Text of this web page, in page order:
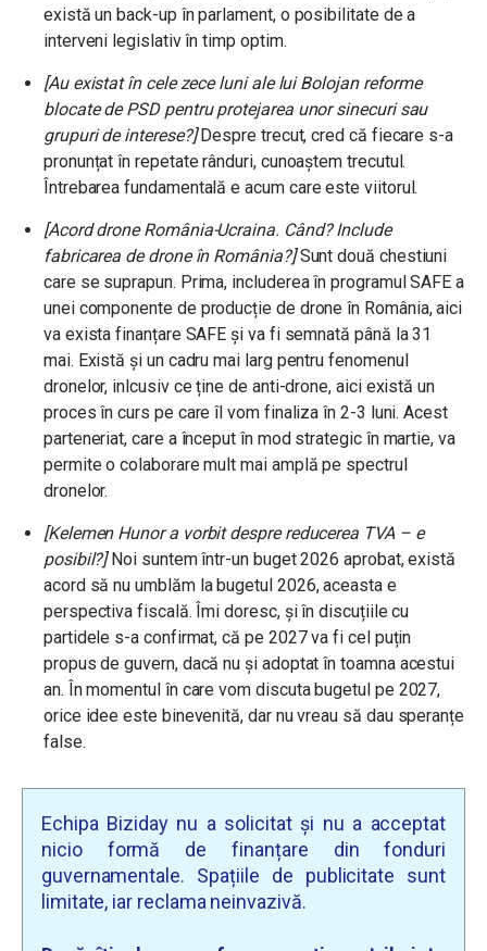
există un back-up în parlament, o posibilitate de a
interveni legislativ în timp optim.
[Au existat în cele zece luni ale lui Bolojan reforme
blocate de PSD pentru protejarea unor sinecuri sau
grupuri de interese?]Despre trecut, cred că fiecare s-a
pronunțat în repetate rânduri, cunoaștem trecutul.
Întrebarea fundamentală e acum care este viitorul.
[Acord drone România-Ucraina. Când? Include
fabricarea de drone în România?]Sunt două chestiuni
care se suprapun. Prima, includerea în programul SAFE a
unei componente de producție de drone în România, aici
va exista finanțare SAFE și va fi semnată până la 31
mai. Există și un cadru mai larg pentru fenomenul
dronelor, inlcusiv ce ține de anti-drone, aici există un
proces în curs pe care îl vom finaliza în 2-3 luni. Acest
parteneriat, care a început în mod strategic în martie, va
permite o colaborare mult mai amplă pe spectrul
dronelor.
[Kelemen Hunor a vorbit despre reducerea TVA – e
posibil?]Noi suntem într-un buget 2026 aprobat, există
acord să nu umblăm la bugetul 2026, aceasta e
perspectiva fiscală. Îmi doresc, și în discuțiile cu
partidele s-a confirmat, că pe 2027 va fi cel puțin
propus de guvern, dacă nu și adoptat în toamna acestui
an. În momentul în care vom discuta bugetul pe 2027,
orice idee este binevenită, dar nu vreau să dau speranțe
false.
Echipa Biziday nu a solicitat și nu a acceptat
nicio formă de finanțare din fonduri
guvernamentale. Spațiile de publicitate sunt
limitate, iar reclama neinvazivă.